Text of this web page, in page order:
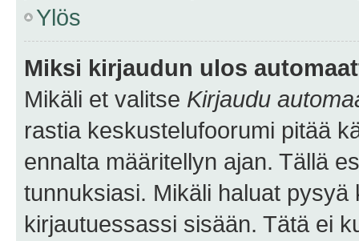
Ylös
Miksi kirjaudun ulos
Mikäli et valitse Kirjaudu
rastia keskustelufoorumi pitää
ennalta määritellyn ajan. Tällä
tunnuksiasi. Mikäli haluat
kirjautuessassi sisään. Tätä ei